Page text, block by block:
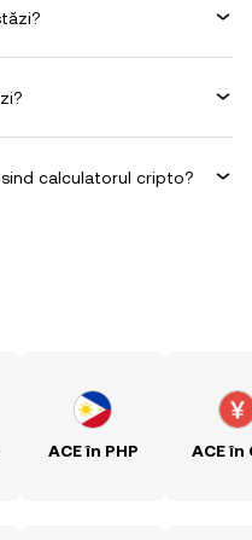
calculatorul cripto?
ACE în PHP ACE în